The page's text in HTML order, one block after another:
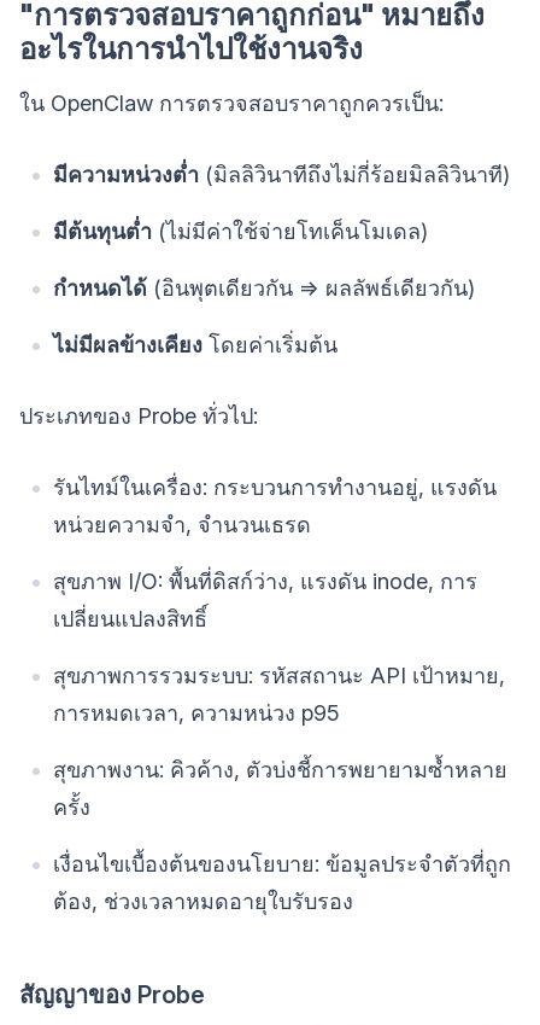
"การตรวจสอบราคาถูกก่อน" หมายถึง
อะไรในการนำไปใช้งานจริง
ใน OpenClaw การตรวจสอบราคาถูกควรเป็น:
มีความหน่วงต่ำ (มิลลิวินาทีถึงไม่กี่ร้อยมิลลิวินาที)
มีต้นทุนต่ำ (ไม่มีค่าใช้จ่ายโทเค็นโมเดล)
กำหนดได้ (อินพุตเดียวกัน => ผลลัพธ์เดียวกัน)
ไม่มีผลข้างเคียง โดยค่าเริ่มต้น
ประเภทของ Probe ทั่วไป:
รันไทม์ในเครื่อง: กระบวนการทำงานอยู่, แรงดัน
หน่วยความจำ, จำนวนเธรด
สุขภาพ I/O: พื้นที่ดิสก์ว่าง, แรงดัน inode, การ
เปลี่ยนแปลงสิทธิ์
สุขภาพการรวมระบบ: รหัสสถานะ API เป้าหมาย,
การหมดเวลา, ความหน่วง p95
สุขภาพงาน: คิวค้าง, ตัวบ่งชี้การพยายามซ้ำหลาย
ครั้ง
เงื่อนไขเบื้องต้นของนโยบาย: ข้อมูลประจำตัวที่ถูก
ต้อง, ช่วงเวลาหมดอายุใบรับรอง
สัญญาของ Probe